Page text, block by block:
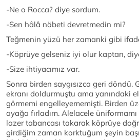
-Ne o Rocca? diye sordum.
-Sen hâlâ nöbeti devretmedin mi?
Teğmenin yüzü her zamanki gibi
-Köprüye gelseniz iyi olur kaptan,
-Size ihtiyacımız var.
Sonra birden saygısızca geri döndü.
ekranı doldurmuştu ama yanındaki
görmemi engelleyememişti. Birden
ayağa fırladım. Alelacele
lazer tabancası takarak köprüye
girdiğim zaman korktuğum şeyin